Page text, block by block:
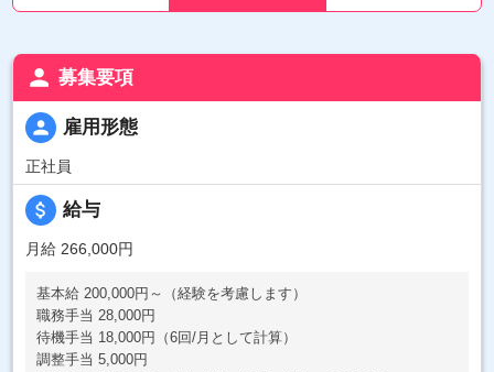
person 募集要項
person 雇用形態
正社員
attach_money 給与
月給 266,000円
基本給 200,000円～（経験を考慮します）
職務手当 28,000円
待機手当 18,000円（6回/月として計算）
調整手当 5,000円